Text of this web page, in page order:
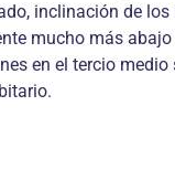
inclinación de
mucho más
en el tercio